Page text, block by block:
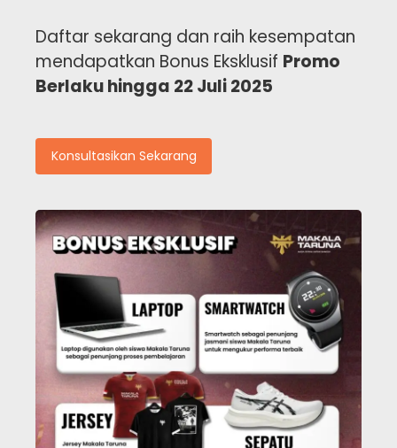
Daftar sekarang dan raih kesempatan
mendapatkan Bonus Eksklusif Promo
Berlaku hingga 22 Juli 2025
Konsultasikan Sekarang